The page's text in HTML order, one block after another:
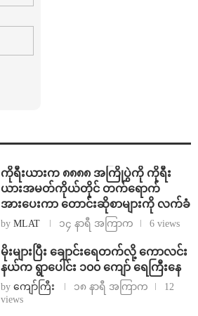
ကိုရီးယားက ၈၈၈၈ အကြိုပွဲကို ကိုရီး
ယားအမတ်ကိုယ်တိုင် တက်ရောက်
အားပေးကာ တောင်းဆိုစာများကို လက်ခံ
by MLAT ၁၄ နာရီ အကြာက 6 views
⁨မိုးများပြီး ချောင်းရေတက်လို့ ကောလင်း
နယ်က ရွာပေါင်း ၁၀၀ ကျော် ရေကြီးနေ
by ကျော်ကြီး ၁၈ နာရီ အကြာက
12
views